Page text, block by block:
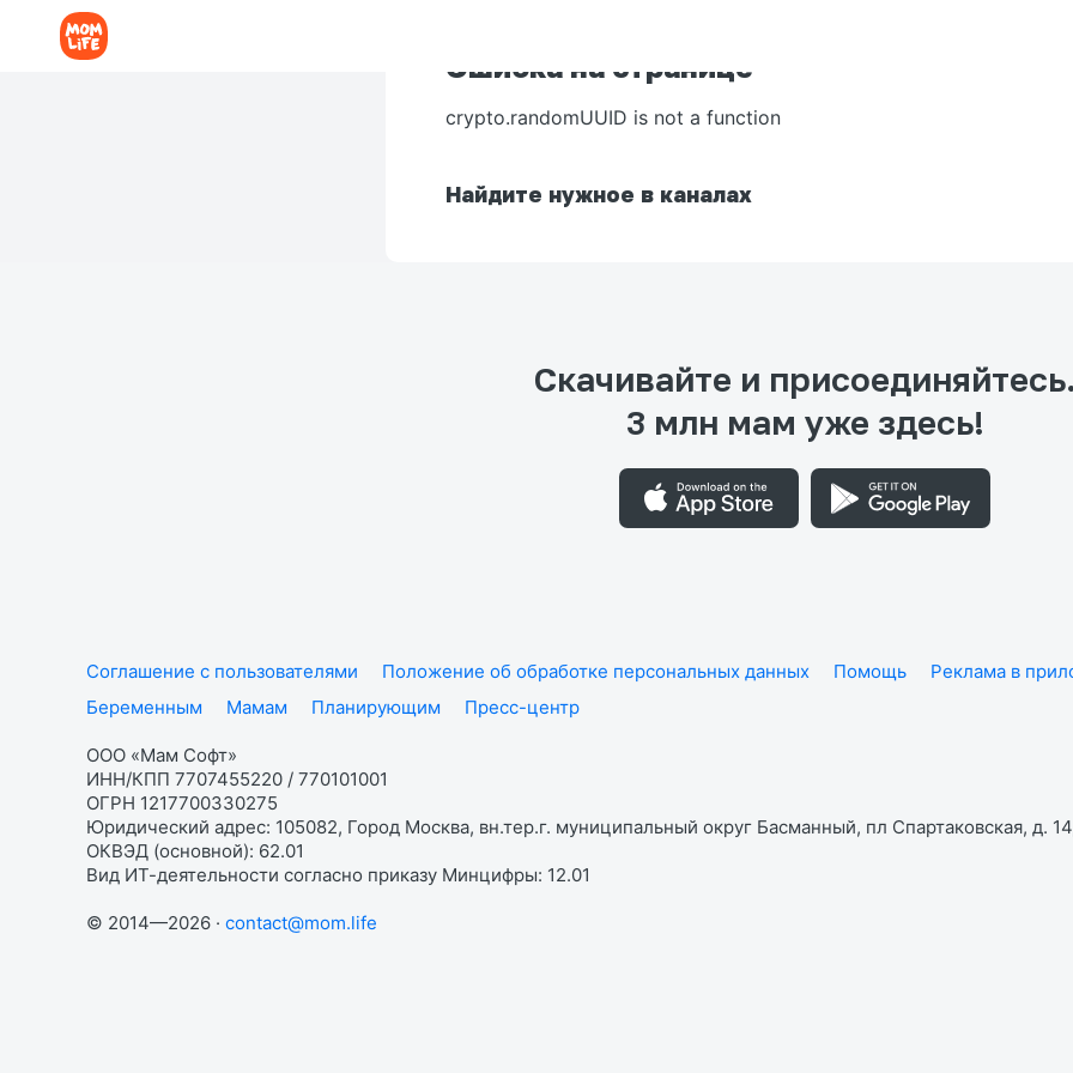
Ошибка на странице
crypto.randomUUID is not a function
Найдите нужное в каналах
Скачивайте и присоединяйтесь.
3 млн мам уже здесь!
Соглашение с пользователями Положение об обработке персональных данных Помощь Реклама в
Беременным
Мамам Планирующим Пресс-центр
ООО «Мам Софт»
ИНН/КПП 7707455220 / 770101001
ОГРН 1217700330275
Юридический адрес: 105082, Город Москва, вн.тер.г. муниципальный округ Басманный, пл Спартаковская, д.
ОКВЭД (основной): 62.01
Вид ИТ-деятельности согласно приказу Минцифры: 12.01
© 2014—2026 · contact@mom.life